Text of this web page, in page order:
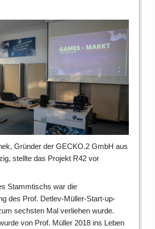
Gründer der GECKO.2 GmbH aus
stellte das Projekt R42 vor
Stammtischs war die
des Prof. Detlev-Müller-Start-up-
sechsten Mal verliehen wurde.
von Prof. Müller 2018 ins Leben